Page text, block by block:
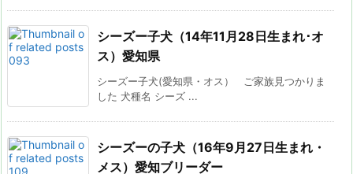
シーズー子犬（14年11月28日生まれ･オ
ス）愛知県
シーズー子犬(愛知県・オス） ご家族見つかりま
した 犬種名 シーズ ...
シーズーの子犬（16年9月27日生まれ・
メス）愛知ブリーダー